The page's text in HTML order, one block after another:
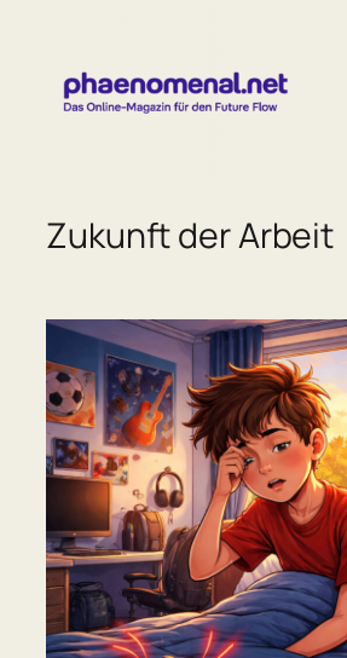
springen
Zukunft der Arbeit